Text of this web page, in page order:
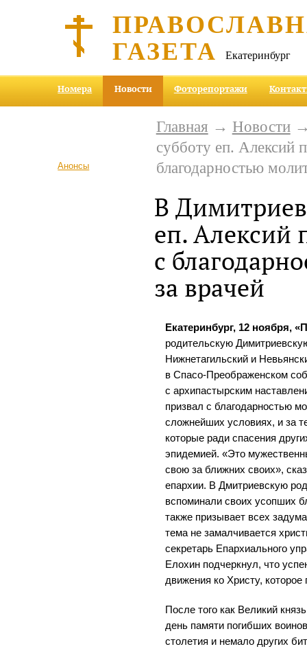
ГАЗЕТА Екатеринбург
Номера Новости Фоторепортажи
Анонсы
Главная → Новости→
субботу еп. Алексий
благодарностью
В
еп. Алексий
с
за врачей
Екатеринбург, 12 ноября,
родительскую
Нижнетагильский и
в Спасо-Преображенском
с архипастырским
призвал с благодарностью
сложнейших условиях, и за
которые ради спасения
эпидемией. «Это
свою за ближних своих»,
епархии. В Дмитриевскую
вспоминали своих усопших
также призывает всех
тема не замалчивается
секретарь Епархиального
Елохин подчеркнул, что
движения ко Христу,
После того как Великий
день памяти погибших
столетия и немало других